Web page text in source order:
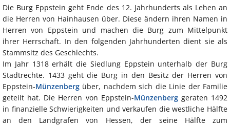
Die Burg Eppstein geht Ende des 12. Jahrhunderts als Lehen an
die Herren von Hainhausen über. Diese ändern ihren Namen in
Herren von Eppstein und machen die Burg zum Mittelpunkt
ihrer Herrschaft. In den folgenden Jahrhunderten dient sie als
Stammsitz des Geschlechts.
Im Jahr 1318 erhält die Siedlung Eppstein unterhalb der Burg
Stadtrechte. 1433 geht die Burg in den Besitz der Herren von
Eppstein-Münzenberg über, nachdem sich die Linie der Familie
geteilt hat. Die Herren von Eppstein-Münzenberggeraten 1492
in finanzielle Schwierigkeiten und verkaufen die westliche Hälfte
an den Landgrafen von Hessen, der seine Hälfte zum